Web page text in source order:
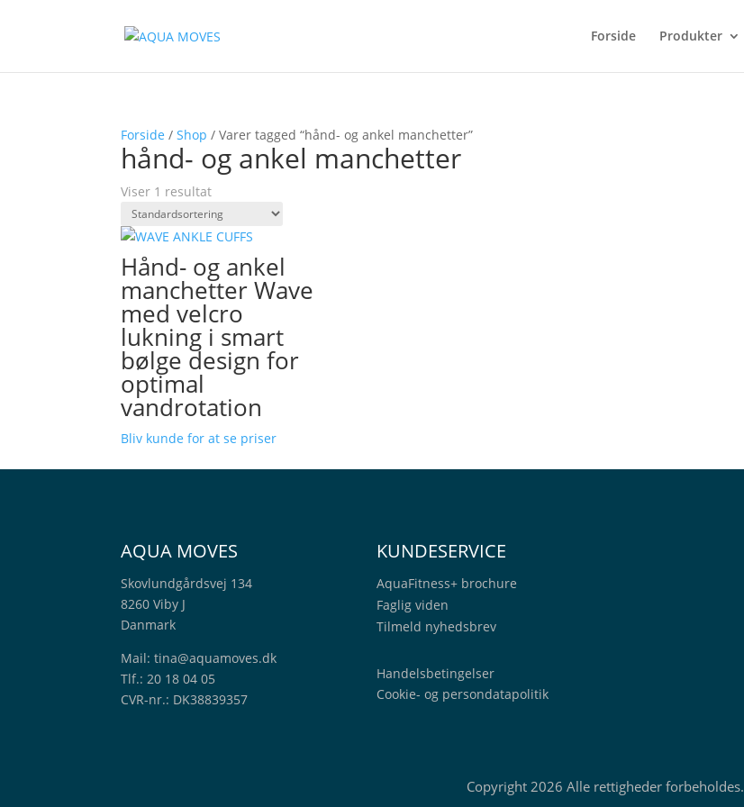
Forside Produkter
Forside /Shop / Varer tagged “hånd- og ankel manchetter”
hånd- og ankel manchetter
Viser 1 resultat
Hånd- og ankel
manchetter Wave
med velcro
lukning i smart
bølge design for
optimal
vandrotation
Bliv kunde for at se priser
AQUA MOVES
Skovlundgårdsvej 134
8260 Viby J
Danmark
Mail:tina@aquamoves.dk
Tlf.: 20 18 04 05
CVR-nr.: DK38839357
KUNDESERVICE
AquaFitness+ brochure
Faglig viden
Tilmeld nyhedsbrev
Handelsbetingelser
Cookie- og persondatapolitik
Copyright 2026 Alle rettigheder forbeholdes.